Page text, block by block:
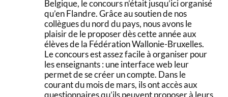
Belgique, le concours n’était jusqu’ici organisé
qu’en Flandre. Grâce au soutien de nos
collègues du nord du pays, nous avons le
plaisir de le proposer dès cette année aux
élèves de la Fédération Wallonie-Bruxelles.
Le concours est assez facile à organiser pour
les enseignants : une interface web leur
permet de se créer un compte. Dans le
courant du mois de mars, ils ont accès aux